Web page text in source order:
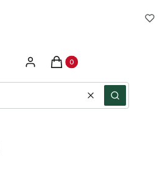
Zaloguj sięProdukty w koszyku: 0.
Koszyk
WyczyśćSzukaj